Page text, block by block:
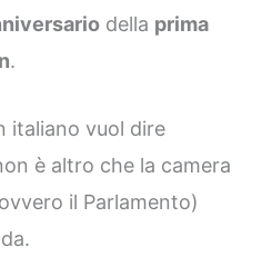
della prima
.
italiano vuol dire
è altro che la camera
il Parlamento)